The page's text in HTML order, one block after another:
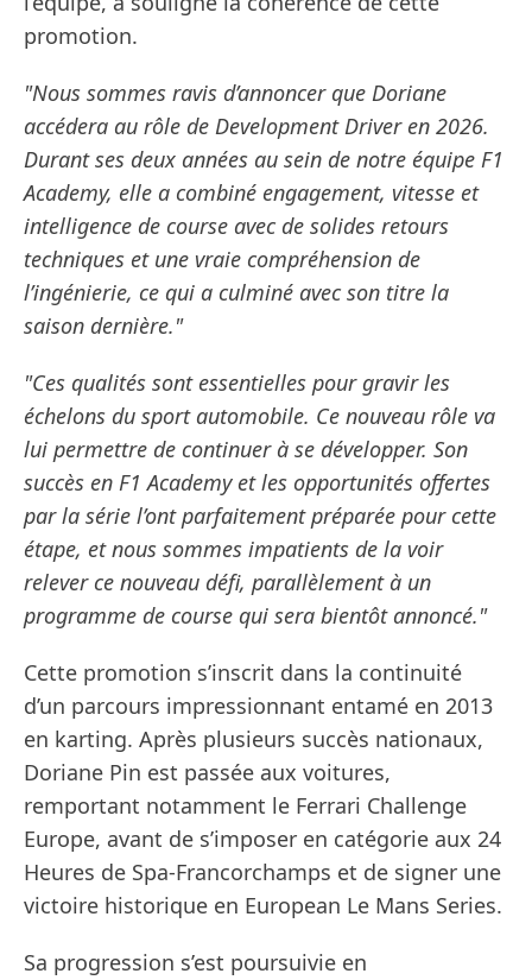
promotion.
"Nous sommes ravis d’annoncer que Doriane
accédera au rôle de Development Driver en 2026.
Durant ses deux années au sein de notre équipe F1
Academy, elle a combiné engagement, vitesse et
intelligence de course avec de solides retours
techniques et une vraie compréhension de
l’ingénierie, ce qui a culminé avec son titre la
saison dernière."
"Ces qualités sont essentielles pour gravir les
échelons du sport automobile. Ce nouveau rôle va
lui permettre de continuer à se développer. Son
succès en F1 Academy et les opportunités offertes
par la série l’ont parfaitement préparée pour cette
étape, et nous sommes impatients de la voir
relever ce nouveau défi, parallèlement à un
programme de course qui sera bientôt annoncé."
Cette promotion s’inscrit dans la continuité
d’un parcours impressionnant entamé en 2013
en karting. Après plusieurs succès nationaux,
Doriane Pin est passée aux voitures,
remportant notamment le Ferrari Challenge
Europe, avant de s’imposer en catégorie aux 24
Heures de Spa-Francorchamps et de signer une
victoire historique en European Le Mans Series.
Sa progression s’est poursuivie en